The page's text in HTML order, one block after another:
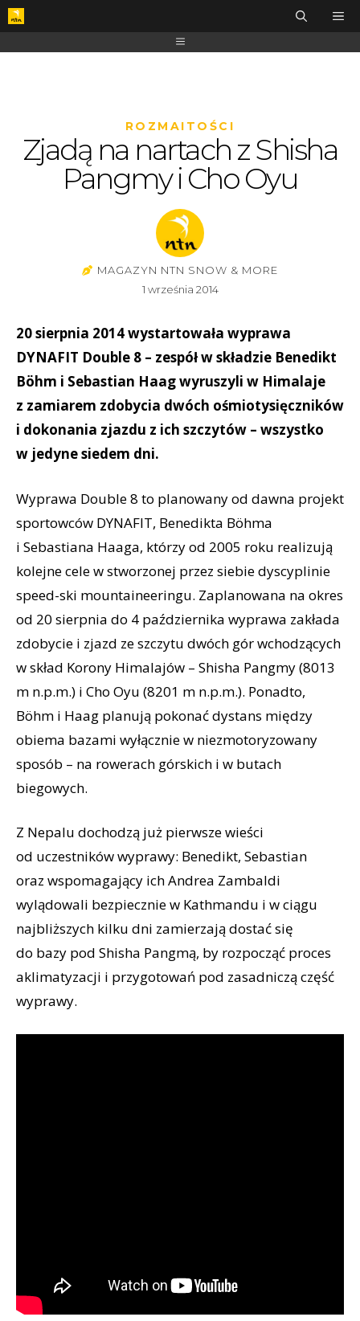
ROZMAITOŚCI
Zjadą na nartach z Shisha
Pangmy i Cho Oyu
MAGAZYN NTN SNOW & MORE
1 września 2014
20 sierpnia 2014 wystartowała wyprawa
DYNAFIT Double 8 – zespół w składzie Benedikt
Böhm i Sebastian Haag wyruszyli w Himalaje
z zamiarem zdobycia dwóch ośmiotysięczników
i dokonania zjazdu z ich szczytów – wszystko
w jedyne siedem dni.
Wyprawa Double 8 to planowany od dawna projekt
sportowców DYNAFIT, Benedikta Böhma
i Sebastiana Haaga, którzy od 2005 roku realizują
kolejne cele w stworzonej przez siebie dyscyplinie
speed-ski mountaineeringu. Zaplanowana na okres
od 20 sierpnia do 4 października wyprawa zakłada
zdobycie i zjazd ze szczytu dwóch gór wchodzących
w skład Korony Himalajów – Shisha Pangmy (8013
m n.p.m.) i Cho Oyu (8201 m n.p.m.). Ponadto,
Böhm i Haag planują pokonać dystans między
obiema bazami wyłącznie w niezmotoryzowany
sposób – na rowerach górskich i w butach
biegowych.
Z Nepalu dochodzą już pierwsze wieści
od uczestników wyprawy: Benedikt, Sebastian
oraz wspomagający ich Andrea Zambaldi
wylądowali bezpiecznie w Kathmandu i w ciągu
najbliższych kilku dni zamierzają dostać się
do bazy pod Shisha Pangmą, by rozpocząć proces
aklimatyzacji i przygotowań pod zasadniczą część
wyprawy.